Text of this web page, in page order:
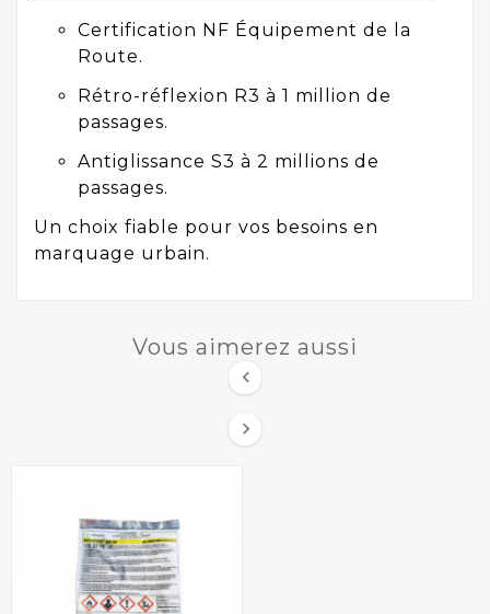
Certification NF Équipement de la
Route.
Rétro-réflexion R3 à 1 million de
passages.
Antiglissance S3 à 2 millions de
passages.
Un choix fiable pour vos besoins en
marquage urbain.
Vous aimerez aussi

